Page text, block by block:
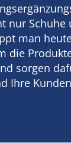
nur Schuhe
man
die
sorgen
Ihre